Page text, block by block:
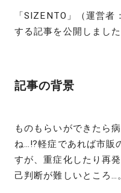
「SIZENTO」（運営
する記事を公開しました
記事の背景
ものもらいができたら
ね…⁉軽症であれば市販
すが、重症化したり再
己判断が難しいところ…